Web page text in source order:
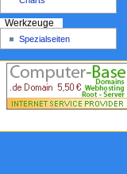
Werkzeuge
Spezialseiten